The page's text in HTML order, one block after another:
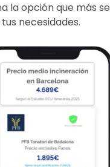
la opción que más se
necesidades.